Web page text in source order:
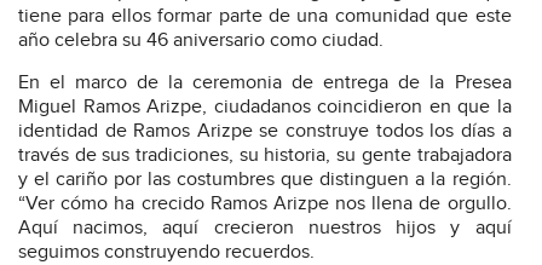
tiene para ellos formar parte de una comunidad que este
año celebra su 46 aniversario como ciudad.
En el marco de la ceremonia de entrega de la Presea
Miguel Ramos Arizpe, ciudadanos coincidieron en que la
identidad de Ramos Arizpe se construye todos los días a
través de sus tradiciones, su historia, su gente trabajadora
y el cariño por las costumbres que distinguen a la región.
“Ver cómo ha crecido Ramos Arizpe nos llena de orgullo.
Aquí nacimos, aquí crecieron nuestros hijos y aquí
seguimos construyendo recuerdos.